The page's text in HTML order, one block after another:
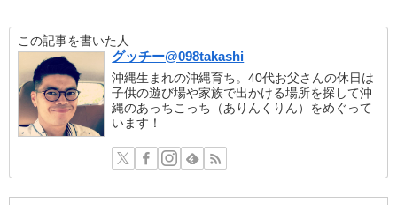
この記事を書いた人
グッチー@098takashi
沖縄生まれの沖縄育ち。40代お父さんの休日は
子供の遊び場や家族で出かける場所を探して沖
縄のあっちこっち（ありんくりん）をめぐって
います！